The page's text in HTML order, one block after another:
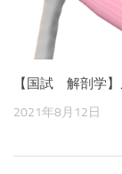
【国試 解剖学
2021年8月12日